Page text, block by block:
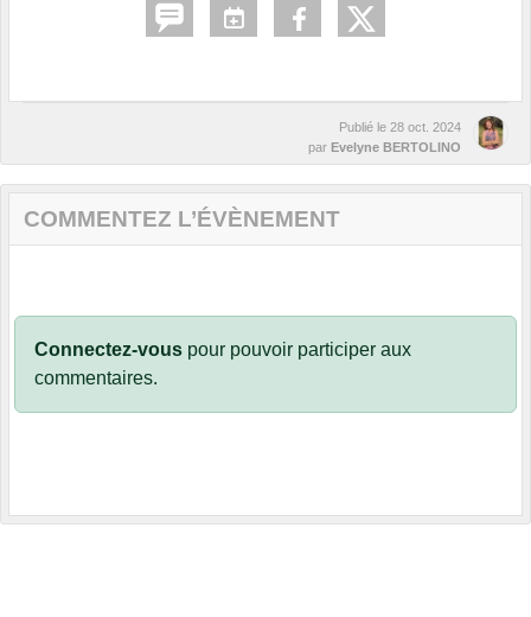
Publié le 28 oct. 2024
par Evelyne BERTOLINO
COMMENTEZ L’ÉVÈNEMENT
Connectez-vous pour pouvoir participer aux
commentaires.